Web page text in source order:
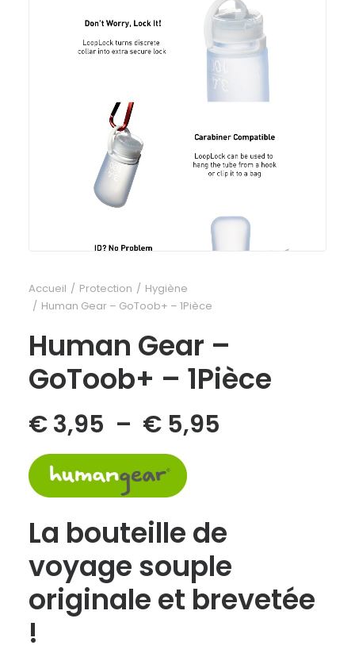
Accueil Protection
Hygiène
Human Gear – GoToob+ – 1Pièce
Human Gear –
GoToob+ – 1Pièce
€3,95 – € 5,95
à
€ 5,95
La bouteille de
voyage souple
originale et brevetée
!